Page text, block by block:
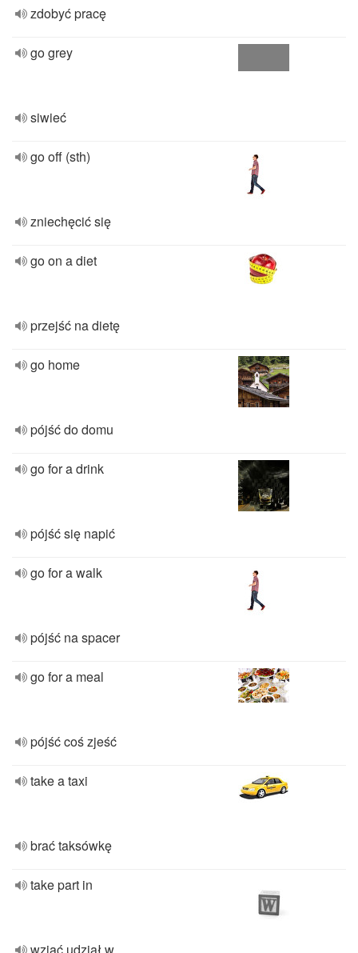
zdobyć pracę
go grey
siwieć
go off (sth)
zniechęcić się
go on a diet
przejść na dietę
go home
pójść do domu
go for a drink
pójść się napić
go for a walk
pójść na spacer
go for a meal
pójść coś zjeść
take a taxi
brać taksówkę
take part in